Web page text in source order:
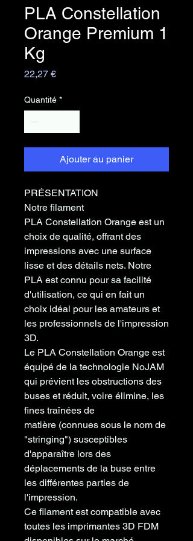
PLA Constellation
Orange Premium 1
Kg
22,27 €Prix
Quantité *
Ajouter au panier
PRÉSENTATION
Notre filament
PLA Constellation Orange est un
choix de qualité, offrant des
impressions avec une surface
lisse et des détails nets. Notre
PLA est connu pour sa facilité
d'utilisation, ce qui en fait un
choix idéal pour les amateurs et
les professionnels de l'impression
3D.
Le PLA Constellation Orange est
équipé de la technologie NoJAM
qui prévient les obstructions des
buses et réduit, voire élimine, les
fines traînées de
matière (connues sous le nom de
"stringing") susceptibles
d'apparaître lors des
déplacements de la buse entre
les différentes parties de
l'impression.
Ce filament est compatible avec
toutes les imprimantes 3D FDM